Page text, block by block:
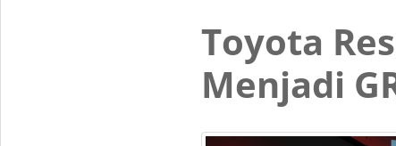
Toyota
Menjadi